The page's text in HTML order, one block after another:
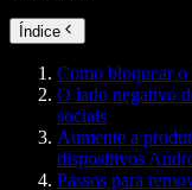
Índice
Como bloquear
O lado negativo
sociais
Aumente a
dispositivos
Passos para